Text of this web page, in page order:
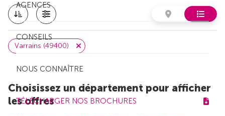
AGENCES
CONSEILS
NOUS CONNAÎTRE
TÉLÉCHARGER NOS BROCHURES
Varrains (49400)
Choisissez un département pour afficher
les offres